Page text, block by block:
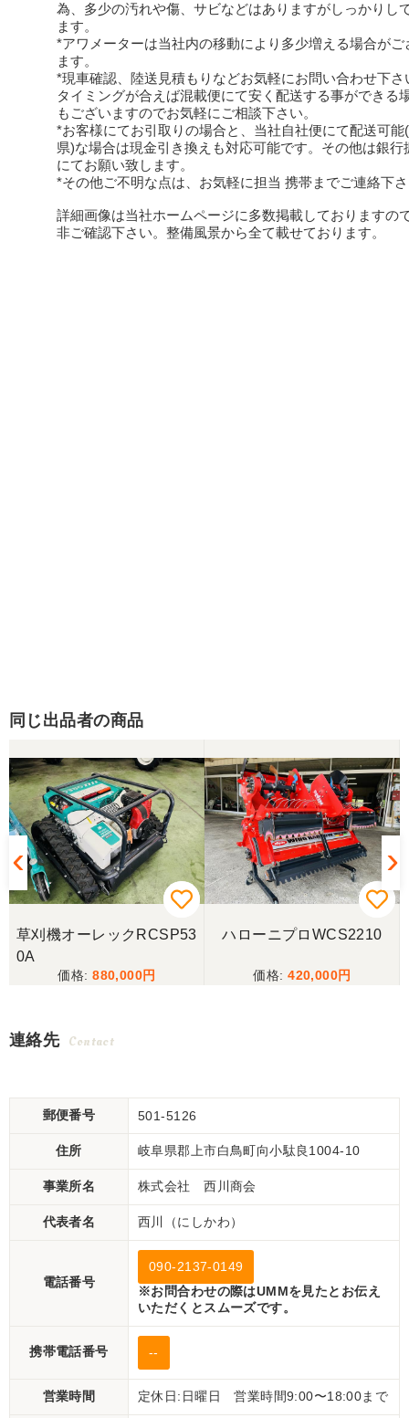
為、多少の汚れや傷、サビなどはありますがしっかりし
ます。
*アワメーターは当社内の移動により多少増える場合がご
ます。
*現車確認、陸送見積もりなどお気軽にお問い合わせ下さ
タイミングが合えば混載便にて安く配送する事ができる
もございますのでお気軽にご相談下さい。
*お客様にてお引取りの場合と、当社自社便にて配送可能
県)な場合は現金引き換えも対応可能です。その他は銀行
にてお願い致します。
*その他ご不明な点は、お気軽に担当 携帯までご連絡下
詳細画像は当社ホームページに多数掲載しておりますの
非ご確認下さい。整備風景から全て載せております。
同じ出品者の商品
草刈機オーレックRCSP53
0A
880,000
ハローニプロWCS2210
420,000
連絡先 Contact
郵便番号 501-5126
住所 岐阜県郡上市白鳥町向小駄良1004-10
事業所名 株式会社 西川商会
代表者名 西川（にしかわ）
電話番号
090-2137-0149
※お問合わせの際はUMMを見たとお伝え
いただくとスムーズです。
携帯電話番号 --
営業時間 定休日:日曜日 営業時間9:00〜18:00まで